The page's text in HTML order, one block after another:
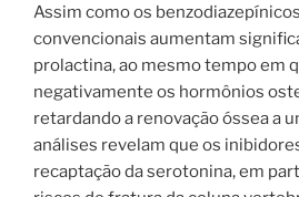
Assim como os
convencionais aumentam
prolactina, ao mesmo tempo em
negativamente os hormônios
retardando a renovação óssea a
análises revelam que os
recaptação da serotonina, em